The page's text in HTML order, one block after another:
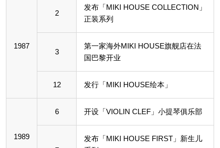
1987
2
发布「MIKI HOUSE COLLECTION」
正装系列
3
第一家海外MIKI HOUSE旗舰店在法
国巴黎开业
12 发行「MIKI HOUSE绘本」
1989
6 开设「VIOLIN CLEF」小提琴俱乐部
发布「MIKI HOUSE FIRST」新生儿